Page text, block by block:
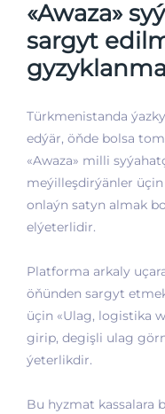
«Awaza»
sargyt
Türkmenistanda
edýär, öňde bolsa
«Awaza» milli
meýilleşdirýänler üçin
onlaýn satyn almak
elýeterlidir.
Platforma arkaly
öňünden sargyt
üçin «Ulag, logistika
girip, degişli ulag
ýeterlikdir.
Bu hyzmat kassalara